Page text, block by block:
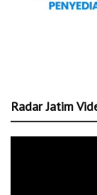
Radar Jatim